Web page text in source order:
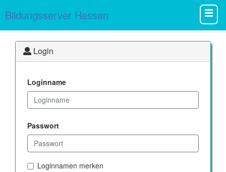
Bildungsserver Hessen
Login
Loginname
Passwort
Loginnamen merken